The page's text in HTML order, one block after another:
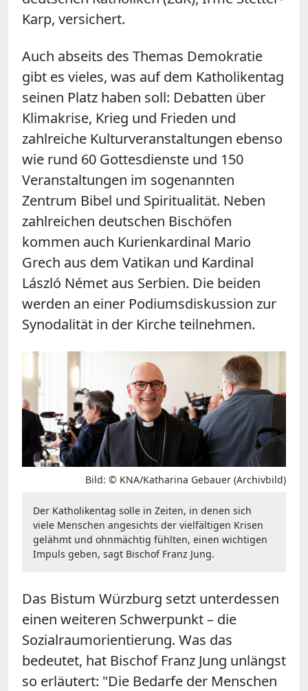
Karp, versichert.
Auch abseits des Themas Demokratie
gibt es vieles, was auf dem Katholikentag
seinen Platz haben soll: Debatten über
Klimakrise, Krieg und Frieden und
zahlreiche Kulturveranstaltungen ebenso
wie rund 60 Gottesdienste und 150
Veranstaltungen im sogenannten
Zentrum Bibel und Spiritualität. Neben
zahlreichen deutschen Bischöfen
kommen auch Kurienkardinal Mario
Grech aus dem Vatikan und Kardinal
László Német aus Serbien. Die beiden
werden an einer Podiumsdiskussion zur
Synodalität in der Kirche teilnehmen.
Bild: © KNA/Katharina Gebauer (Archivbild)
Der Katholikentag solle in Zeiten, in denen sich
viele Menschen angesichts der vielfältigen Krisen
gelähmt und ohnmächtig fühlten, einen wichtigen
Impuls geben, sagt Bischof Franz Jung.
Das Bistum Würzburg setzt unterdessen
einen weiteren Schwerpunkt – die
Sozialraumorientierung. Was das
bedeutet, hat Bischof Franz Jung unlängst
so erläutert: "Die Bedarfe der Menschen